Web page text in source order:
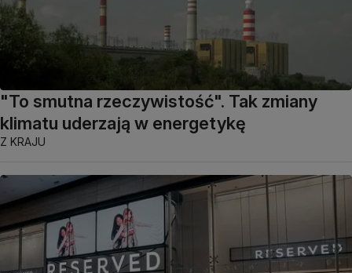
"To smutna rzeczywistość". Tak zmiany
klimatu uderzają w energetykę
Z KRAJU